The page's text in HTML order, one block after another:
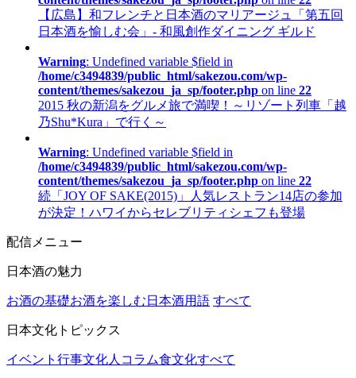
【広島】和フレンチと日本酒のマリアージュ「第五回
日本酒を愉しむ会」- 和風創作ダイニング ギルド
Warning: Undefined variable $field in
/home/c3494839/public_html/sakezou.com/wp-
content/themes/sakezou_ja_sp/footer.php on line 22
2015 秋の新潟をグルメ旅で満喫！～リゾート列車「越
乃Shu*Kura」で行く～
Warning: Undefined variable $field in
/home/c3494839/public_html/sakezou.com/wp-
content/themes/sakezou_ja_sp/footer.php on line 22
続「JOY OF SAKE(2015)」人気レストラン14店の参加
が決定！ハワイからセレブリティシェフも登場
配信メニュー
日本酒の魅力
お酒の基礎お酒を楽しむ 日本酒用語 すべて
日本文化トピックス
イベント行事文化人コラム食文化すべて